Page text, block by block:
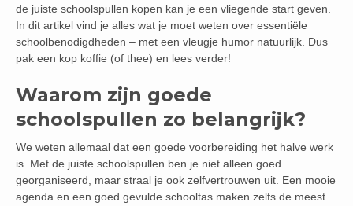
de juiste schoolspullen kopen kan je een vliegende start geven.
In dit artikel vind je alles wat je moet weten over essentiële
schoolbenodigdheden – met een vleugje humor natuurlijk. Dus
pak een kop koffie (of thee) en lees verder!
Waarom zijn goede
schoolspullen zo belangrijk?
We weten allemaal dat een goede voorbereiding het halve werk
is. Met de juiste schoolspullen ben je niet alleen goed
georganiseerd, maar straal je ook zelfvertrouwen uit. Een mooie
agenda en een goed gevulde schooltas maken zelfs de meest